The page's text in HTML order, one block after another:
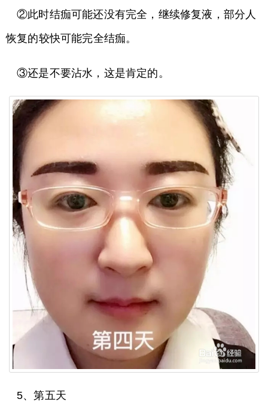
②此时结痂可能还没有完全，继续修复液，部分人
恢复的较快可能完全结痂。
③还是不要沾水，这是肯定的。
5、第五天